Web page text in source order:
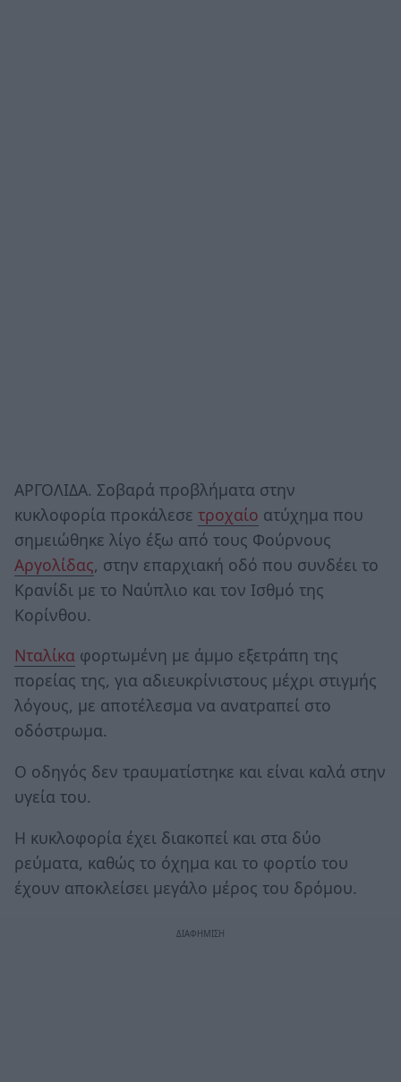
ΑΡΓΟΛΙΔΑ. Σοβαρά προβλήματα στην
κυκλοφορία προκάλεσε τροχαίο ατύχημα που
σημειώθηκε λίγο έξω από τους Φούρνους
Αργολίδας, στην επαρχιακή οδό που συνδέει το
Κρανίδι με το Ναύπλιο και τον Ισθμό της
Κορίνθου.
Νταλίκα φορτωμένη με άμμο εξετράπη της
πορείας της, για αδιευκρίνιστους μέχρι στιγμής
λόγους, με αποτέλεσμα να ανατραπεί στο
οδόστρωμα.
Ο οδηγός δεν τραυματίστηκε και είναι καλά στην
υγεία του.
Η κυκλοφορία έχει διακοπεί και στα δύο
ρεύματα, καθώς το όχημα και το φορτίο του
έχουν αποκλείσει μεγάλο μέρος του δρόμου.